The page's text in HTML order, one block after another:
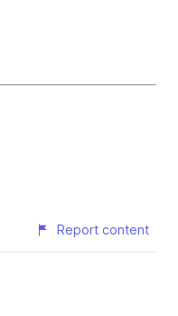
Report content